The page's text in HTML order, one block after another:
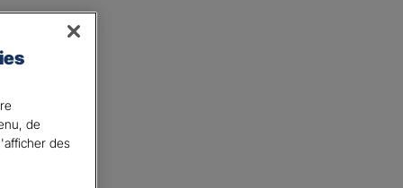
d’incapacité ou de
de vos préoccupations,
de
des